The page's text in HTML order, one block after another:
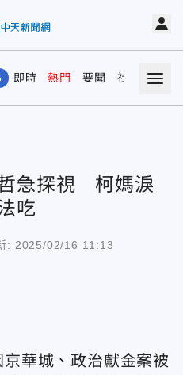
即時 熱門 要聞 社會 娛樂
急探視 柯媽淚
吃
: 2025/02/16 11:13
華城、政治獻金案被